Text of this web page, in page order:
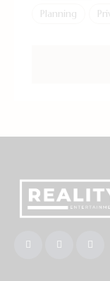
Planning